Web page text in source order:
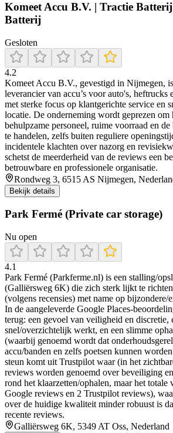
Komeet Accu B.V. | Tractie
Batterij
Gesloten
4.2
Komeet Accu B.V., gevestigd in Nijmegen,
leverancier van accu’s voor auto's, heftrucks
met sterke focus op klantgerichte service en
locatie. De onderneming wordt geprezen
behulpzame personeel, ruime voorraad en
te handelen, zelfs buiten reguliere
incidentele klachten over nazorg en
schetst de meerderheid van de reviews een
betrouwbare en professionele organisatie.
Rondweg 3, 6515 AS Nijmegen,
Bekijk details
Park Fermé (Private car storage)
Nu open
4.1
Park Fermé (Parkferme.nl) is een stalling/
(Galliërsweg 6K) die zich sterk lijkt te
(volgens recensies) met name op bijzondere/
In de aangeleverde Google Places-
terug: een gevoel van veiligheid en discretie,
snel/overzichtelijk werkt, en een slimme
(waarbij genoemd wordt dat
accu/banden en zelfs poetsen kunnen
steun komt uit Trustpilot waar (in het
reviews worden genoemd over beveiliging
rond het klaarzetten/ophalen, maar het totale
Google reviews en 2 Trustpilot reviews),
over de huidige kwaliteit minder robuust is
recente reviews.
Galliërsweg 6K, 5349 AT Oss, Nederland